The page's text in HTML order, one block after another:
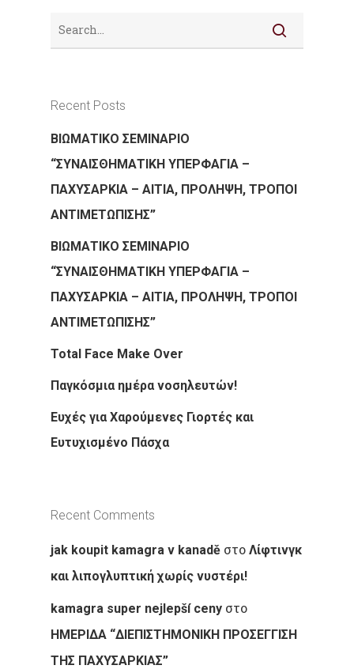
Recent Posts
ΒΙΩΜΑΤΙΚΟ ΣΕΜΙΝΑΡΙΟ
“ΣΥΝΑΙΣΘΗΜΑΤΙΚΗ ΥΠΕΡΦΑΓΙΑ –
ΠΑΧΥΣΑΡΚΙΑ – ΑΙΤΙΑ, ΠΡΟΛΗΨΗ, ΤΡΟΠΟΙ
ΑΝΤΙΜΕΤΩΠΙΣΗΣ”
ΒΙΩΜΑΤΙΚΟ ΣΕΜΙΝΑΡΙΟ
“ΣΥΝΑΙΣΘΗΜΑΤΙΚΗ ΥΠΕΡΦΑΓΙΑ –
ΠΑΧΥΣΑΡΚΙΑ – ΑΙΤΙΑ, ΠΡΟΛΗΨΗ, ΤΡΟΠΟΙ
ΑΝΤΙΜΕΤΩΠΙΣΗΣ”
Total Face Make Over
Παγκόσμια ημέρα νοσηλευτών!
Ευχές για Χαρούμενες Γιορτές και
Ευτυχισμένο Πάσχα
Recent Comments
jak koupit kamagra v kanadě στο Λίφτινγκ
και λιπογλυπτική χωρίς νυστέρι!
kamagra super nejlepší ceny στο
ΗΜΕΡΙΔΑ “ΔΙΕΠΙΣΤΗΜΟΝΙΚΗ ΠΡΟΣΕΓΓΙΣΗ
ΤΗΣ ΠΑΧΥΣΑΡΚΙΑΣ”